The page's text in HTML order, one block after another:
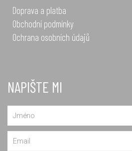
Doprava a platba
Obchodní podmínky
Ochrana osobních údajů
NAPIŠTE MI